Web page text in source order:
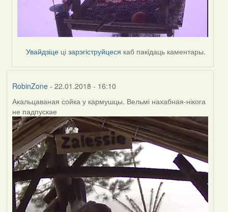
Увайдзіце цізарэгіструйцеся каб пакідаць каментары.
RobinZone- 22.01.2018 - 16:10
Акальцаваная сойка у кармушцы. Вельмі нахабная-нікога
не падпускае